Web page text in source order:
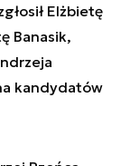
Elżbietę
Banasik,
kandydatów